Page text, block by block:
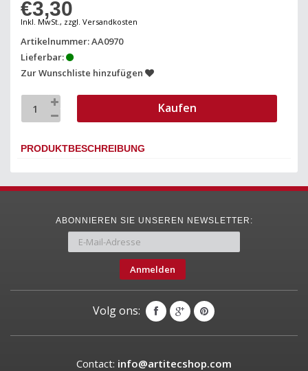
€3,30
Inkl. MwSt., zzgl. Versandkosten
Artikelnummer: AA0970
Lieferbar:
Zur Wunschliste hinzufügen
Kaufen
PRODUKTBESCHREIBUNG
ABONNIEREN SIE UNSEREN NEWSLETTER:
Anmelden
Volg ons:
Contact: info@artitecshop.com